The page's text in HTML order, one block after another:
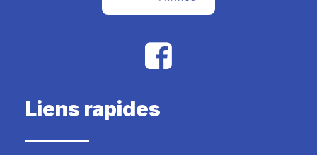
Liens rapides